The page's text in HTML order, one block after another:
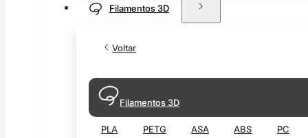
Filamentos 3D
Voltar
Filamentos 3D
PLA PETG ASA ABS PC